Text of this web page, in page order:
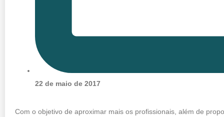
22 de maio de 2017
Com o objetivo de aproximar mais os profissionais, além de